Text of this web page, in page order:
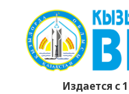
Издается с